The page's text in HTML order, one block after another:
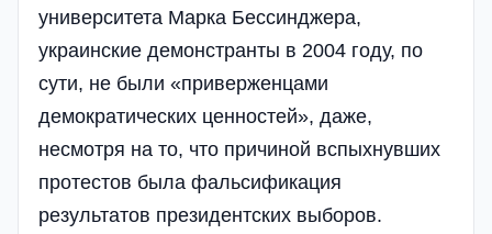
университета Марка Бессинджера,
украинские демонстранты в 2004 году, по
сути, не были «приверженцами
демократических ценностей», даже,
несмотря на то, что причиной вспыхнувших
протестов была фальсификация
результатов президентских выборов.